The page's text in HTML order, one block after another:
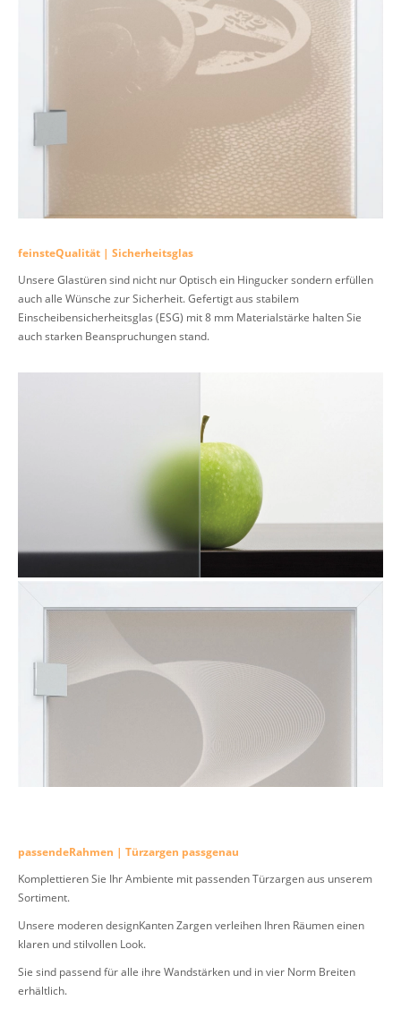
feinsteQualität | Sicherheitsglas
Unsere Glastüren sind nicht nur Optisch ein Hingucker sondern erfüllen
auch alle Wünsche zur Sicherheit. Gefertigt aus stabilem
Einscheibensicherheitsglas (ESG) mit 8 mm Materialstärke halten Sie
auch starken Beanspruchungen stand.
passendeRahmen | Türzargen passgenau
Komplettieren Sie Ihr Ambiente mit passenden Türzargen aus unserem
Sortiment.
Unsere moderen designKanten Zargen verleihen Ihren Räumen einen
klaren und stilvollen Look.
Sie sind passend für alle ihre Wandstärken und in vier Norm Breiten
erhältlich.